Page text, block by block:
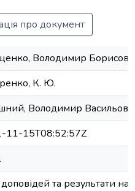
про документ
Володимир
К. Ю.
Володимир
11-15T08:52:57Z
та результати